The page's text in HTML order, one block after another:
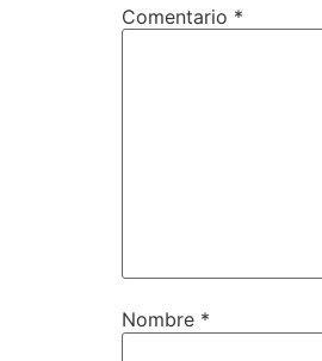
Comentario *
Nombre *